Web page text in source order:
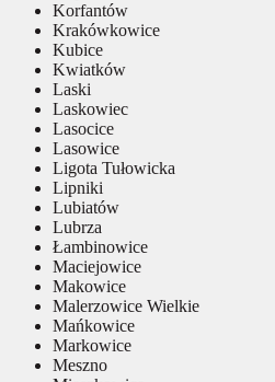
Korfantów
Krakówkowice
Kubice
Kwiatków
Laski
Laskowiec
Lasocice
Lasowice
Ligota Tułowicka
Lipniki
Lubiatów
Lubrza
Łambinowice
Maciejowice
Makowice
Malerzowice Wielkie
Mańkowice
Markowice
Meszno